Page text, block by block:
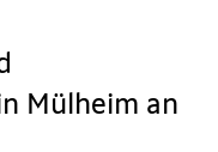
Mülheim an